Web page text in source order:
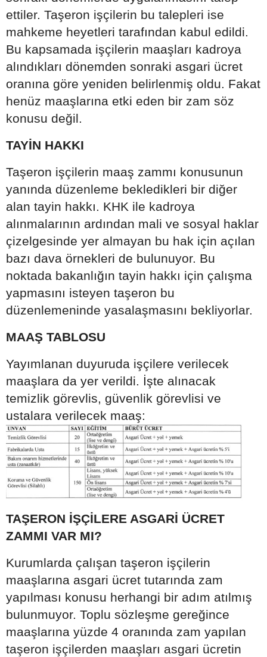
ettiler. Taşeron işçilerin bu talepleri ise
mahkeme heyetleri tarafından kabul edildi.
Bu kapsamada işçilerin maaşları kadroya
alındıkları dönemden sonraki asgari ücret
oranına göre yeniden belirlenmiş oldu. Fakat
henüz maaşlarına etki eden bir zam söz
konusu değil.
TAYİN HAKKI
Taşeron işçilerin maaş zammı konusunun
yanında düzenleme bekledikleri bir diğer
alan tayin hakkı. KHK ile kadroya
alınmalarının ardından mali ve sosyal haklar
çizelgesinde yer almayan bu hak için açılan
bazı dava örnekleri de bulunuyor. Bu
noktada bakanlığın tayin hakkı için çalışma
yapmasını isteyen taşeron bu
düzenlemeninde yasalaşmasını bekliyorlar.
MAAŞ TABLOSU
Yayımlanan duyuruda işçilere verilecek
maaşlara da yer verildi. İşte alınacak
temizlik görevlis, güvenlik görevlisi ve
ustalara verilecek maaş:
TAŞERON İŞÇİLERE ASGARİ ÜCRET
ZAMMI VAR MI?
Kurumlarda çalışan taşeron işçilerin
maaşlarına asgari ücret tutarında zam
yapılması konusu herhangi bir adım atılmış
bulunmuyor. Toplu sözleşme gereğince
maaşlarına yüzde 4 oranında zam yapılan
taşeron işçilerden maaşları asgari ücretin